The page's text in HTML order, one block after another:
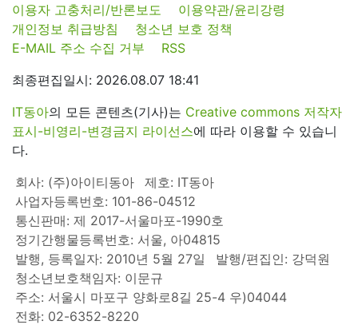
이용자 고충처리/반론보도
이용약관/윤리강령
개인정보 취급방침
청소년 보호 정책
E-MAIL 주소 수집 거부
RSS
최종편집일시: 2026.08.07 18:41
IT동아의 모든 콘텐츠(기사)는 Creative commons 저작자
표시-비영리-변경금지 라이선스에 따라 이용할 수 있습니
다.
회사: (주)아이티동아
제호: IT동아
사업자등록번호: 101-86-04512
통신판매: 제 2017-서울마포-1990호
정기간행물등록번호: 서울, 아04815
발행, 등록일자: 2010년 5월 27일
발행/편집인: 강덕원
청소년보호책임자: 이문규
주소: 서울시 마포구 양화로8길 25-4 우)04044
전화: 02-6352-8220